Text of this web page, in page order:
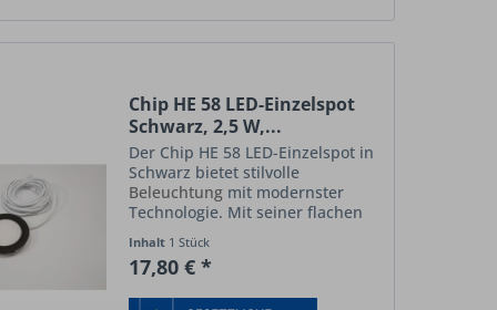
Chip HE 58 LED-Einzelspot
Schwarz, 2,5 W,...
Der Chip HE 58 LED-Einzelspot in
Schwarz bietet stilvolle
Beleuchtung mit modernster
Technologie. Mit seiner flachen
Aluminiumgehäuse in Schwarz
eignet er sich ideal für dezente
Inhalt 1 Stück
17,80 € *